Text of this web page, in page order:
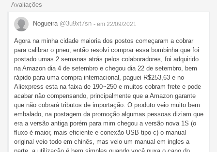
Avaliações
Nogueira @3u9xt7sn - em 22/09/2021
Agora na minha cidade maioria dos postos começaram a cobrar
para calibrar o pneu, então resolvi comprar essa bombinha que foi
postado umas 2 semanas atrás pelos colaboradores, foi adquirido
na Amazon dia 4 de setembro e chegou dia 22 de setembro, bem
rápido para uma compra internacional, paguei R$253,63 e no
Aliexpress esta na faixa de 190~250 e muitos cobram frete e pode
acabar não compensando, principalmente que a Amazon garante
que não cobrará tributos de importação. O produto veio muito bem
embalado, na postagem da promoção algumas pessoas diziam que
era a versão antiga porém para mim chegou a versão nova 1S (o
fluxo é maior, mais eficiente e conexão USB tipo-c) o manual
original veio todo em chinês, mas veio um manual em ingles a